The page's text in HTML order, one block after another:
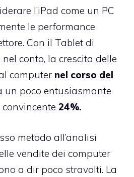
l’iPad come un PC
le performance
Con il Tablet di
conto, la crescita delle
computer nel corso del
un poco entusiasmante
24%.
metodo all’analisi
vendite dei computer
a dir poco stravolti. La